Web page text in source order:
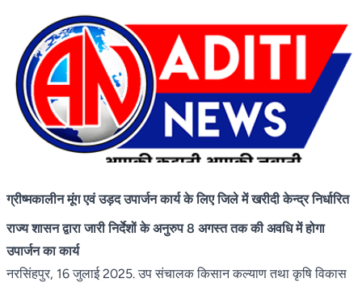
ग्रीष्मकालीन मूंग एवं उड़द उपार्जन कार्य के लिए जिले में खरीदी केन्द्र निर्धारित
राज्य शासन द्वारा जारी निर्देशों के अनुरुप 8 अगस्त तक की अवधि में होगा
उपार्जन का कार्य
नरसिंहपुर, 16 जुलाई 2025. उप संचालक किसान कल्याण तथा कृषि विकास